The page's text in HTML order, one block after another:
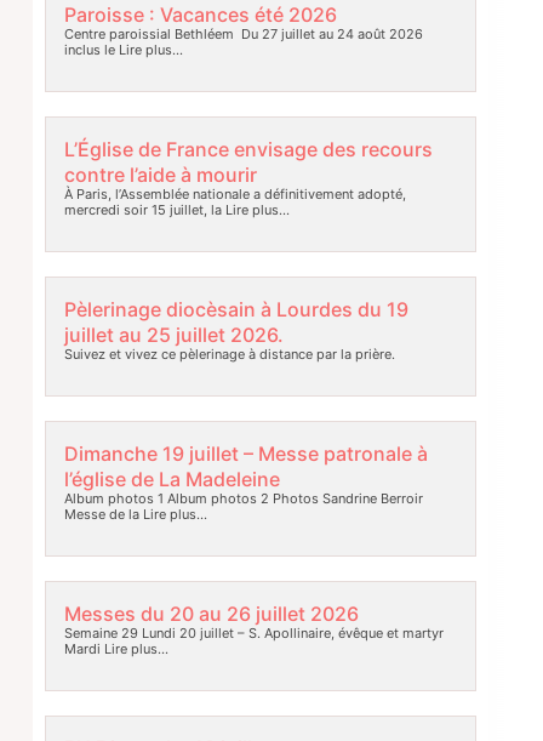
Paroisse : Vacances été 2026
Centre paroissial Bethléem Du 27 juillet au 24 août 2026
inclus leLire plus…
L’Église de France envisage des recours
contre l’aide à mourir
À Paris, l’Assemblée nationale a définitivement adopté,
mercredi soir 15 juillet, laLire plus…
Pèlerinage diocèsain à Lourdes du 19
juillet au 25 juillet 2026.
Suivez et vivez ce pèlerinage à distance par la prière.
Dimanche 19 juillet – Messe patronale à
l’église de La Madeleine
Album photos 1 Album photos 2 Photos Sandrine Berroir
Messe de laLire plus…
Messes du 20 au 26 juillet 2026
Semaine 29 Lundi 20 juillet – S. Apollinaire, évêque et martyr
Mardi Lire plus…